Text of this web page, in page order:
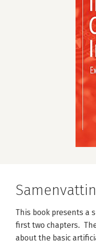
This book presents a
first two chapters.
about the basic